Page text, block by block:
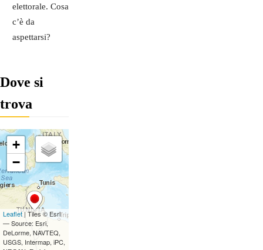
elettorale. Cosa
c’è da
aspettarsi?
Dove si
trova